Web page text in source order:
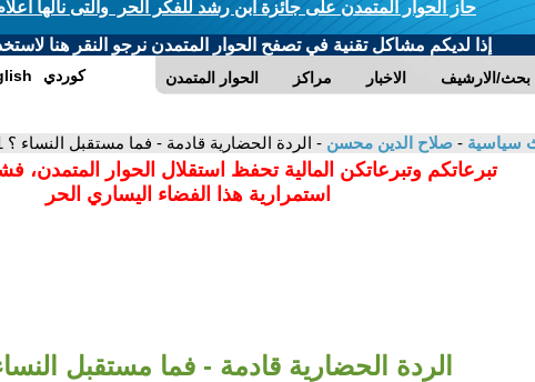
حاز الحوار المتمدن على جائزة ابن رشد للفكر الحر والتى نالها
إذا لديكم مشاكل تقنية في تصفح الحوار المتمدن نرجو النقر هنا
الحوار المتمدن مراكز الاخبار بحث/الارشيف كوردي
سياسية - صلاح الدين محسن - الردة الحضارية قادمة - فما مستقبل النساء ؟ 1-2
تبرعاتكم وتبرعاتكن المالية تحفظ استقلال الحوار المتمدن،
استمرارية هذا الفضاء اليساري الحر
الردة الحضارية قادمة - فما مستقبل النساء